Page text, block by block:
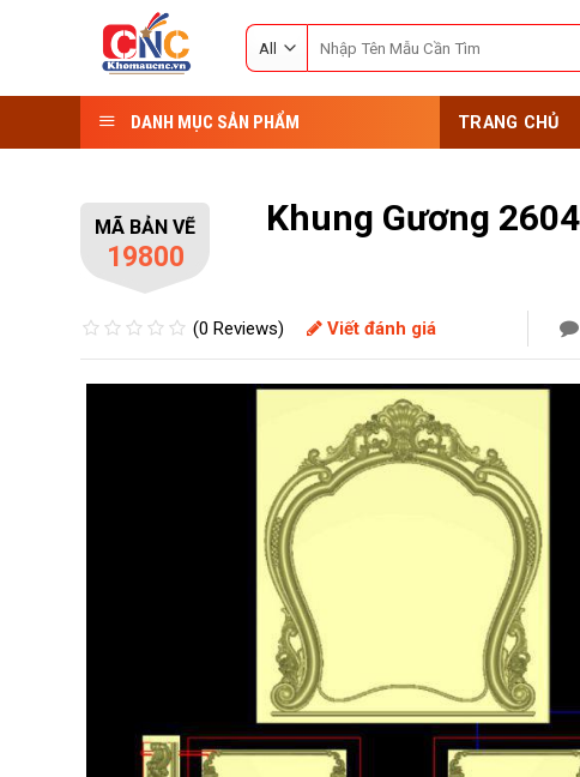
for:
DANH MỤC SẢN PHẨM TRANG CHỦ
MÃ BẢN VẼ
19800
Khung Gương
(0 Reviews) Viết đánh giá